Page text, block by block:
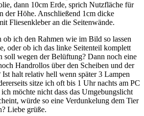
dann 10cm Erde, sprich Nutzfläche für
der Höhe. Anschließend 1cm dicke
Fliesenkleber an die Seitenwände.
ob ich den Rahmen wie im Bild so lassen
oder ob ich das linke Seitenteil komplett
soll wegen der Belüftung? Dann noch eine
Handrollos über den Scheiben und der
Ist halt relativ hell wenn später 3 Lampen
sitze ich oft bis 1 Uhr nachts am PC
möchte nicht dass das Umgebungslicht
würde so eine Verdunkelung dem Tier
Liebe grüße.